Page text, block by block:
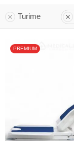
Turime
PREMIUM